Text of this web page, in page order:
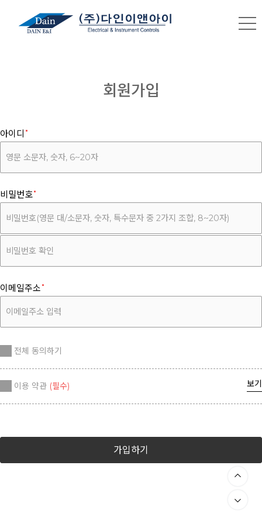
회원가입
아이디
비밀번호
이메일주소
전체 동의하기
이용 약관 (필수) 보기
가입하기